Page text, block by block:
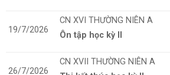
19/7/2026
CN XVI THƯỜNG NIÊN A
Ôn tập học kỳ II
26/7/2026
CN XVII THƯỜNG NIÊN A